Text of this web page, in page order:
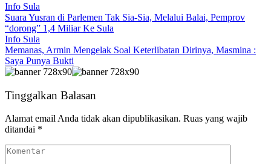
Info Sula
Suara Yusran di Parlemen Tak Sia-Sia, Melalui Balai, Pemprov
“dorong” 1,4 Miliar Ke Sula
Info Sula
Memanas, Armin Mengelak Soal Keterlibatan Dirinya, Masmina :
Saya Punya Bukti
Tinggalkan Balasan
Alamat email Anda tidak akan dipublikasikan. Ruas yang wajib
ditandai *